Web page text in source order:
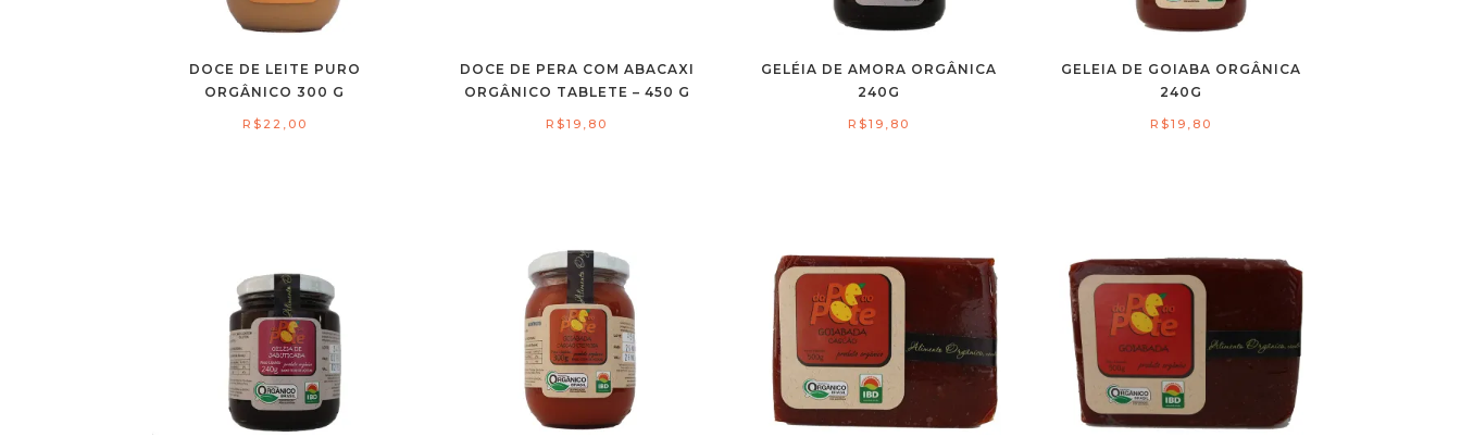
DOCE DE LEITE PURO
ORGÂNICO 300 G
R$ 22,00
DOCE DE PERA COM ABACAXI
ORGÂNICO TABLETE – 450 G
R$19,80
GELÉIA DE AMORA ORGÂNICA
240G
R$19,80
GELEIA DE GOIABA ORGÂNICA
240G
R$19,80